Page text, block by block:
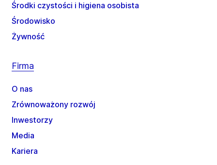
Środki czystości i higiena osobista
Środowisko
Żywność
Firma
O nas
Zrównoważony rozwój
Inwestorzy
Media
Kariera